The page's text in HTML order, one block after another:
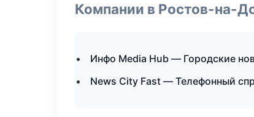
Компании в Ростов-на-
Инфо Media Hub — Городские
News City Fast — Телефонный